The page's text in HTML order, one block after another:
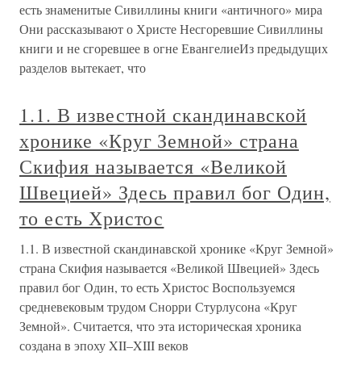
есть знаменитые Сивиллины книги «античного» мира
Они рассказывают о Христе Несгоревшие Сивиллины
книги и не сгоревшее в огне ЕвангелиеИз предыдущих
разделов вытекает, что
1.1. В известной скандинавской
хронике «Круг Земной» страна
Скифия называется «Великой
Швецией» Здесь правил бог Один,
то есть Христос
1.1. В известной скандинавской хронике «Круг Земной»
страна Скифия называется «Великой Швецией» Здесь
правил бог Один, то есть Христос Воспользуемся
средневековым трудом Снорри Стурлусона «Круг
Земной». Считается, что эта историческая хроника
создана в эпоху XII–XIII веков